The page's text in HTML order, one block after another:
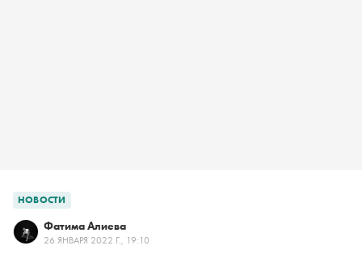
НОВОСТИ
Фатима Алиева
26 ЯНВАРЯ 2022 Г., 19:10